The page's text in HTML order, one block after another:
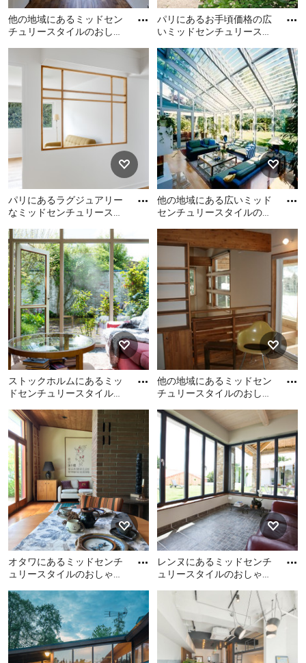
他の地域にあるミッドセン
チュリースタイルのおしゃ
他の地域にあるミッドセン
チュリースタイルのおしゃ
れなサンルームの写真
パリにあるお手頃価格の広
いミッドセンチュリースタ
ム (ガラス天井) の写真
パリにあるお手頃価格の広
いミッドセンチュリースタ
イルのおしゃれなサンルー
ム (ガラス天井) の写真
パリにあるラグジュアリー
なミッドセンチュリースタ
ム (淡色無垢フローリング)
パリにあるラグジュアリー
なミッドセンチュリースタ
イルのおしゃれなサンルー
ム (淡色無垢フローリング)
の写真
他の地域にある広いミッド
センチュリースタイルのお
フローリング、茶色い床)
他の地域にある広いミッド
センチュリースタイルのお
しゃれなサンルーム (無垢フ
ローリング、茶色い床) の写
真
ストックホルムにあるミッ
ドセンチュリースタイルの
真
ストックホルムにあるミッ
ドセンチュリースタイルの
おしゃれなサンルームの写
真
他の地域にあるミッドセン
チュリースタイルのおしゃ
他の地域にあるミッドセン
チュリースタイルのおしゃ
れなサンルームの写真
オタワにあるミッドセンチ
ュリースタイルのおしゃれ
オタワにあるミッドセンチ
ュリースタイルのおしゃれ
なサンルームの写真
レンヌにあるミッドセンチ
ュリースタイルのおしゃれ
レンヌにあるミッドセンチ
ュリースタイルのおしゃれ
なサンルームの写真